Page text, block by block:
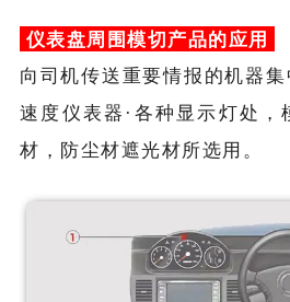
仪表盘周围模切产品的应用
向司机传送重要情报的机器
速度仪表器·各种显示灯处，
材，防尘材遮光材所选用。